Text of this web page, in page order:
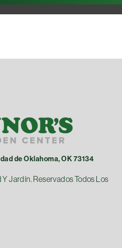
de Oklahoma, OK 73134
Jardín. Reservados Todos Los